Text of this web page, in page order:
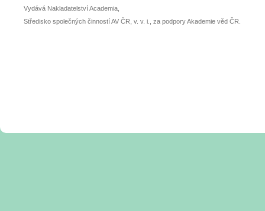
Vydává Nakladatelství Academia,
Středisko společných činností AV ČR, v. v. i., za podpory Akademie věd ČR.